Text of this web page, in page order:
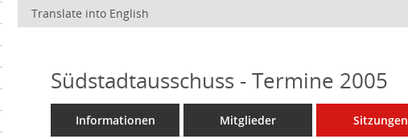
Translate into English
Südstadtausschuss - Termine 2005
Informationen Mitglieder Sitzungen